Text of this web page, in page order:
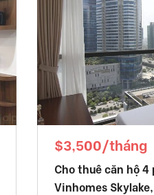
$3,500/tháng
Cho thuê căn hộ
Vinhomes